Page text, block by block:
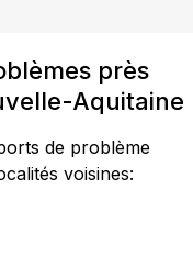
près
Aquitaine
de problème
voisines: